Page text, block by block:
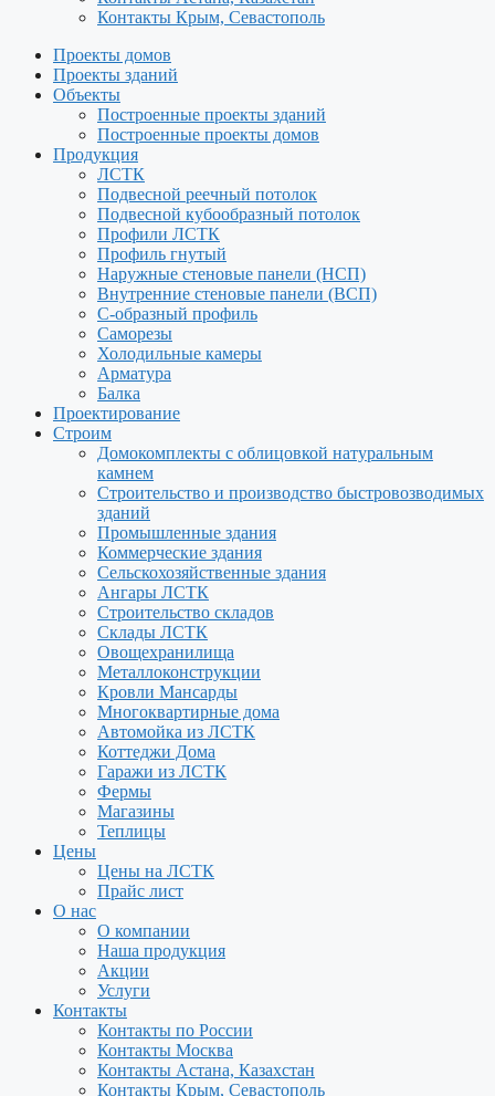
Контакты Крым, Севастополь
Проекты домов
Проекты зданий
Объекты
Построенные проекты зданий
Построенные проекты домов
Продукция
ЛСТК
Подвесной реечный потолок
Подвесной кубообразный потолок
Профили ЛСТК
Профиль гнутый
Наружные стеновые панели (НСП)
Внутренние стеновые панели (ВСП)
С-образный профиль
Саморезы
Холодильные камеры
Арматура
Балка
Проектирование
Строим
Домокомплекты с облицовкой натуральным
камнем
Строительство и производство быстровозводимых
зданий
Промышленные здания
Коммерческие здания
Сельскохозяйственные здания
Ангары ЛСТК
Строительство складов
Склады ЛСТК
Овощехранилища
Металлоконструкции
Кровли Мансарды
Многоквартирные дома
Автомойка из ЛСТК
Коттеджи Дома
Гаражи из ЛСТК
Фермы
Магазины
Теплицы
Цены
Цены на ЛСТК
Прайс лист
О нас
О компании
Наша продукция
Акции
Услуги
Контакты
Контакты по России
Контакты Москва
Контакты Астана, Казахстан
Контакты Крым, Севастополь